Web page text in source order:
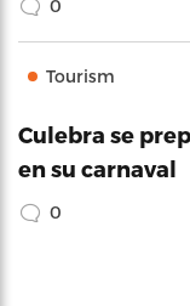
0
Tourism
Culebra se
en su carnaval
0